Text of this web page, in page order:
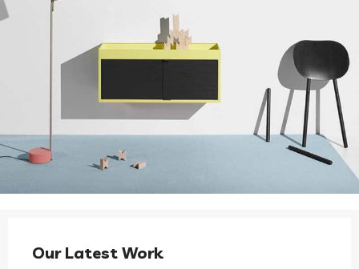
Our Latest Work